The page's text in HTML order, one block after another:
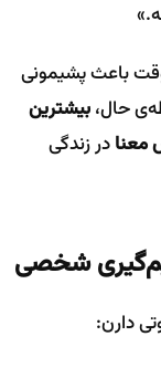
باعث پشیمونی
حال،بیشترین
معنادر زندگی
شخصی
دارن: